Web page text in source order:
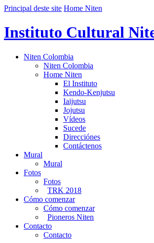
Principal deste site Home Niten
Instituto Cultural
Niten Colombia
Niten Colombia
Home Niten
El Instituto
Kendo-Kenjutsu
Iaijutsu
Jojutsu
Vídeos
Sucede
Direcciónes
Contáctenos
Mural
Mural
Fotos
Fotos
TRK 2018
Cómo comenzar
Cómo comenzar
Pioneros Niten
Contacto
Contacto